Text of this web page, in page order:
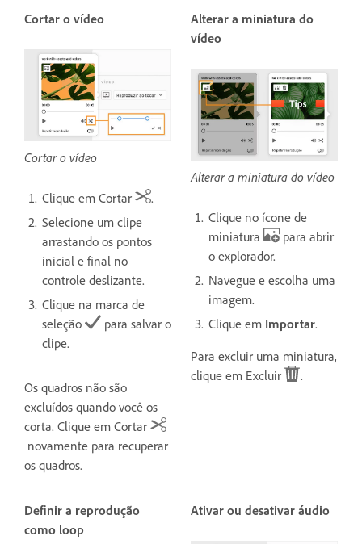
Cortar o vídeo
Cortar o vídeo
Clique em Cortar
.
Selecione um clipe
arrastando os pontos
inicial e final no
controle deslizante.
Clique na marca de
seleção
para salvar o
clipe.
Os quadros não são
excluídos quando você os
corta. Clique em Cortar
novamente para recuperar
os quadros.
Alterar a miniatura do
vídeo
Alterar a miniatura do vídeo
Clique no ícone de
miniatura
para abrir
o explorador.
Navegue e escolha uma
imagem.
Clique em Importar.
Para excluir uma miniatura,
clique em Excluir
.
Definir a reprodução
como loop
Ativar ou desativar áudio